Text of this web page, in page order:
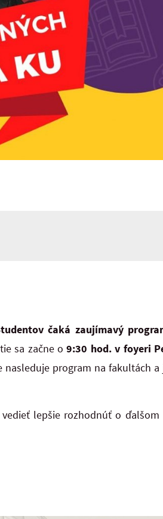
čaká zaujímavý
sa začne o9:30 hod. v foyeri
nasleduje program na fakultách
lepšie rozhodnúť o ďalšom